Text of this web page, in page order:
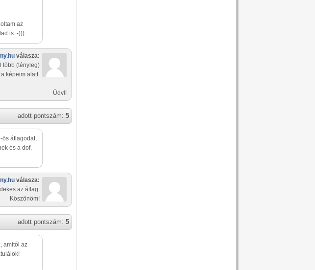
az
is :-)))
válasza:
több (tényleg)
képeim alatt.
Üdv!!
adott pontszám: 5
ös átlagodat,
és a dof.
válasza:
az átlag.
Köszönöm!
adott pontszám: 5
amitől az